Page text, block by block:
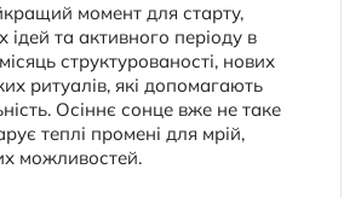
момент для старту,
ідей та активного періоду в
структурованості, нових
ритуалів, які допомагають
Осіннє сонце вже не таке
теплі промені для мрій,
можливостей.